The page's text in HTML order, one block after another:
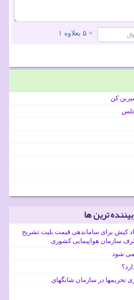
= ۵ بعلاوه ۱
کن
ترین ها
کیش برای ساماندهی قیمت بلیت تشریح
سازمان هواپیمایی کشوری
تحریمها در سازمان شانگهای